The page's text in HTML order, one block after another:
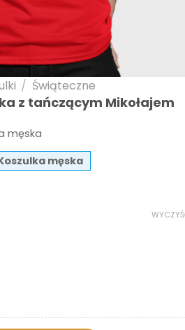
/ Świąteczne
z tańczącym Mikołajem
męska
męska